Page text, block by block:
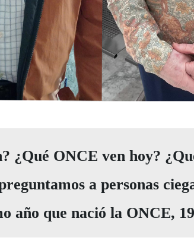
¿Qué ONCE ven hoy?
a personas
año que nació la ONCE,